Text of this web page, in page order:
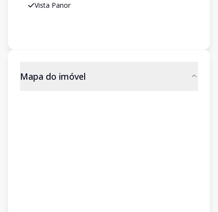
Vista Panor
Mapa do imóvel